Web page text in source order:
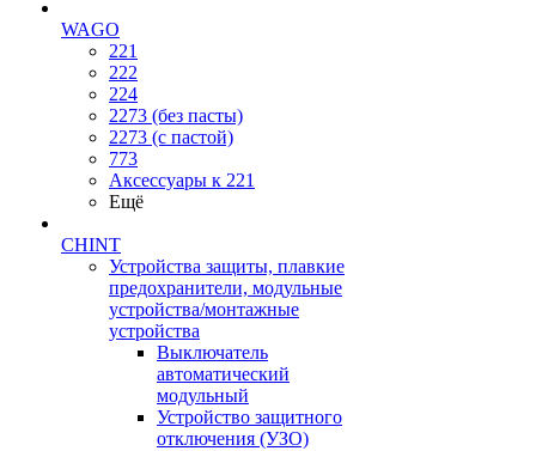
WAGO
221
222
224
2273 (без пасты)
2273 (с пастой)
773
Аксессуары к 221
Ещё
CHINT
Устройства защиты, плавкие
предохранители, модульные
устройства/монтажные
устройства
Выключатель
автоматический
модульный
Устройство защитного
отключения (УЗО)